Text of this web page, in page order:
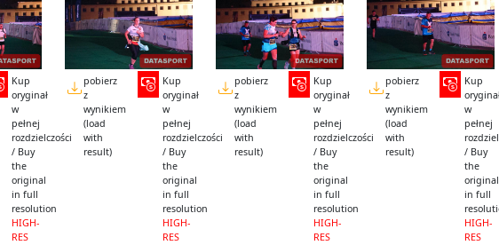
Kup
oryginał
w
pełnej
rozdzielczości
/ Buy
the
original
in full
resolution
HIGH-
RES
pobierz
z
wynikiem
(load
with
result)
Kup
oryginał
w
pełnej
rozdzielczości
/ Buy
the
original
in full
resolution
HIGH-
RES
pobierz
z
wynikiem
(load
with
result)
Kup
oryginał
w
pełnej
rozdzielczości
/ Buy
the
original
in full
resolution
HIGH-
RES
pobierz
z
wynikiem
(load
with
result)
Kup
w
pełnej
/ Buy
the
original
in full
HIGH-
RES